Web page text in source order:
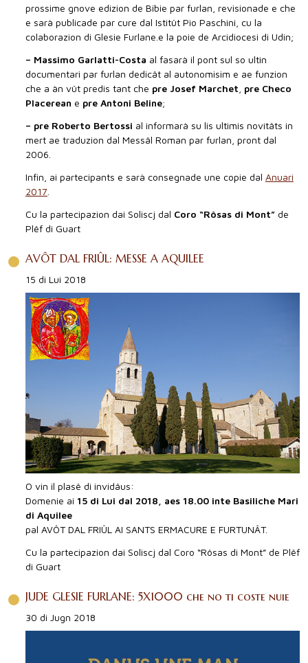
prossime gnove edizion de Bibie par furlan, revisionade e che
e sarà publicade par cure dal Istitût Pio Paschini, cu la
colaborazion di Glesie Furlane.e la poie de Arcidiocesi di Udin;
– Massimo Garlatti-Costa al fasarà il pont sul so ultin
documentari par furlan dedicât al autonomisim e ae funzion
che a àn vût predis tant che pre Josef Marchet pre Checo
Placerean e pre Antoni Beline;
– pre Roberto Bertossi al informarà su lis ultimis novitâts in
mert ae traduzion dal Messâl Roman par furlan, pront dal
2006.
Infin, ai partecipants e sarà consegnade une copie dal Anuari
2017
Cu la partecipazion dai Soliscj dal Coro “Rôsas di Mont” de
Plêf di Guart
AVÔT DAL FRIÛL: MESSE A AQUILEE
15 di Lui 2018
O vin il plasê di invidâus:
Domenie ai 15 di Lui dal 2018, aes 18.00 inte Basiliche Mari
di Aquilee
pal AVÔT DAL FRIÛL AI SANTS ERMACURE E FURTUNÂT.
Cu la partecipazion dai Soliscj dal Coro “Rôsas di Mont” de Plêf
di Guart
JUDE GLESIE FURLANE: 5X1000 che no ti coste nuie
30 di Jugn 2018